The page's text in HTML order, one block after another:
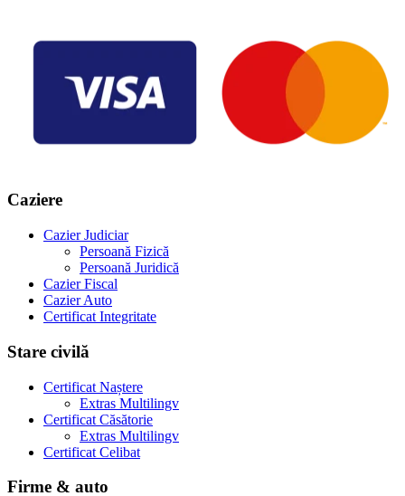
Caziere
Cazier Judiciar
Persoană Fizică
Persoană Juridică
Cazier Fiscal
Cazier Auto
Certificat Integritate
Stare civilă
Certificat Naștere
Extras Multilingv
Certificat Căsătorie
Extras Multilingv
Certificat Celibat
Firme & auto